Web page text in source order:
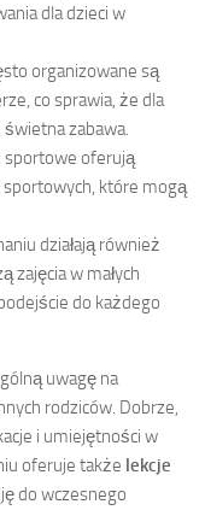
dla dzieci w
organizowane są
co sprawia, że dla
zabawa.
sportowe oferują
które mogą
działają również
zajęcia w małych
do każdego
uwagę na
rodziców. Dobrze,
i umiejętności w
oferuje także lekcje
do wczesnego